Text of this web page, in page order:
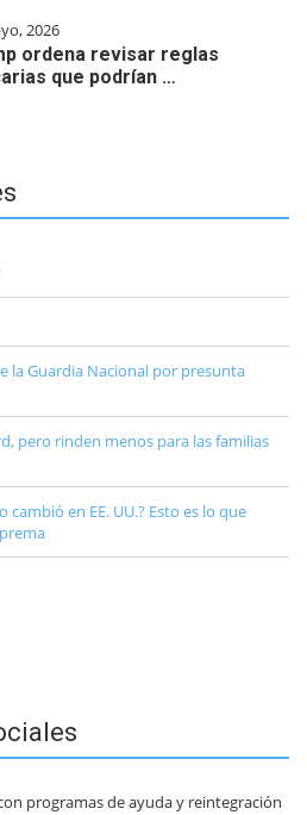
2026
ordena revisar reglas
que podrían …
la Guardia Nacional por presunta
pero rinden menos para las familias
en EE. UU.? Esto es lo que
programas de ayuda y reintegración